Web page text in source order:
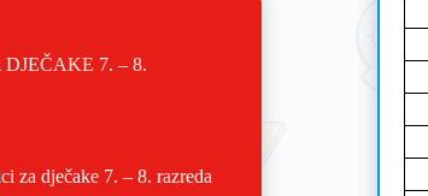
7. – 8.
za dječake 7. – 8. razreda